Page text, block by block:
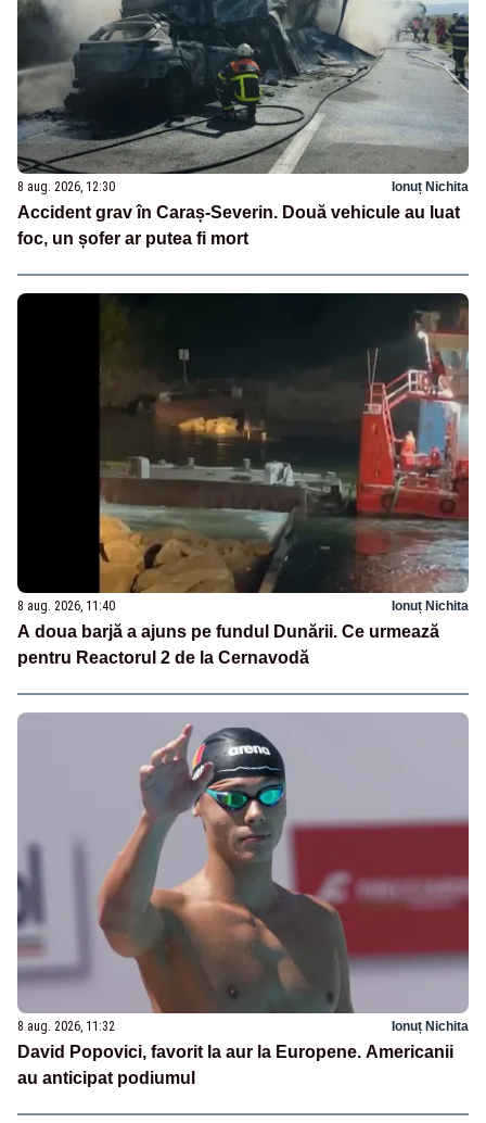
8 aug. 2026, 12:30 Ionuț Nichita
Accident grav în Caraș-Severin. Două vehicule au luat
foc, un șofer ar putea fi mort
8 aug. 2026, 11:40 Ionuț Nichita
A doua barjă a ajuns pe fundul Dunării. Ce urmează
pentru Reactorul 2 de la Cernavodă
8 aug. 2026, 11:32 Ionuț Nichita
David Popovici, favorit la aur la Europene. Americanii
au anticipat podiumul